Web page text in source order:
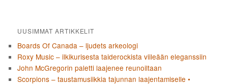
UUSIMMAT ARTIKKELIT
Boards Of Canada – ljudets arkeologi
Roxy Music – ilkikurisesta taiderockista viileään eleganssiin
John McGregorin paletti laajenee reunoiltaan
Scorpions – taustamusiikkia tajunnan laajentamiselle •